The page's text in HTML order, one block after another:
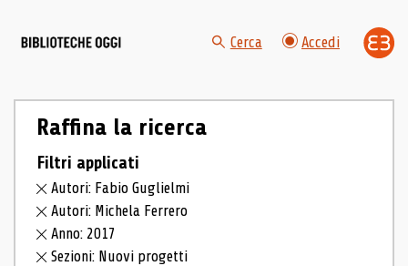
Cerca Accedi
Raffina la ricerca
Filtri applicati
Autori: Fabio Guglielmi
Autori: Michela Ferrero
Anno: 2017
Sezioni: Nuovi progetti